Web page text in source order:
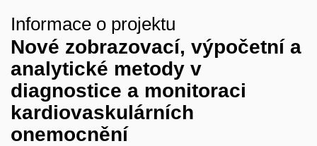
Informace o projektu
Nové zobrazovací, výpočetní a
analytické metody v
diagnostice a monitoraci
kardiovaskulárních
onemocnění